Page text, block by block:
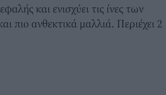
και ενισχύει τις ίνες των
πιο ανθεκτικά μαλλιά. Περιέχει 2